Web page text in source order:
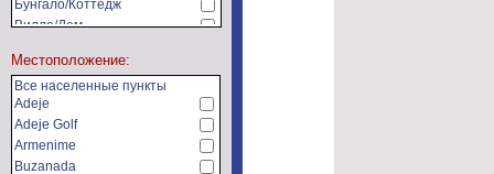
Бунгало/Коттедж
Вилла/Дом
Коммерческая
недвижимость
Сельхозугодья/фермы
Местоположение:
Все населенные пункты
Adeje
Adeje Golf
Armenime
Buzanada